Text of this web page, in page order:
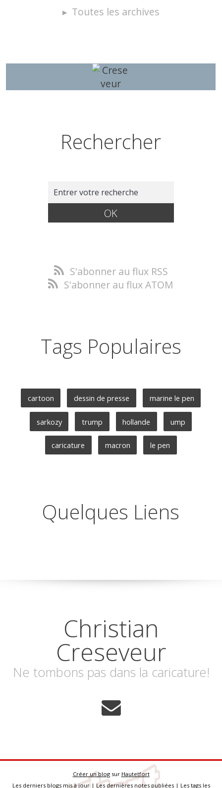
Toutes les archives
Rechercher
S'abonner au flux RSS
S'abonner au flux ATOM
Tags Populaires
cartoon dessin de presse marine le pen
sarkozy trump hollande ump
caricature macron le pen
Quelques Liens
Christian
Creseveur
Ne tombons pas dans la caricature!
Créer un blogsur Hautetfort
Les derniers blogs mis à jour| Les dernières notes publiées| Les tags les